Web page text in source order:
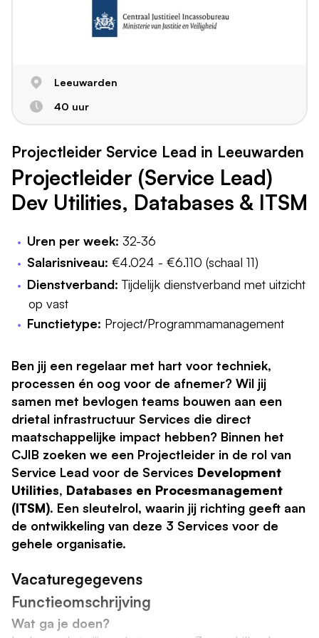
Leeuwarden
40 uur
Projectleider Service Lead in Leeuwarden
Projectleider (Service Lead)
Dev Utilities, Databases & ITSM
Uren per week: 32-36
Salarisniveau: €4.024 - €6.110 (schaal 11)
Dienstverband: Tijdelijk dienstverband met uitzicht
op vast
Functietype: Project/Programmamanagement
Ben jij een regelaar met hart voor techniek,
processen én oog voor de afnemer? Wil jij
samen met bevlogen teams bouwen aan een
drietal infrastructuur Services die direct
maatschappelijke impact hebben? Binnen het
CJIB zoeken we een Projectleider in de rol van
Service Lead voor de Services Development
Utilities, Databases en Procesmanagement
(ITSM). Een sleutelrol, waarin jij richting geeft aan
de ontwikkeling van deze 3 Services voor de
gehele organisatie.
Vacaturegegevens
Functieomschrijving
Wat ga je doen?